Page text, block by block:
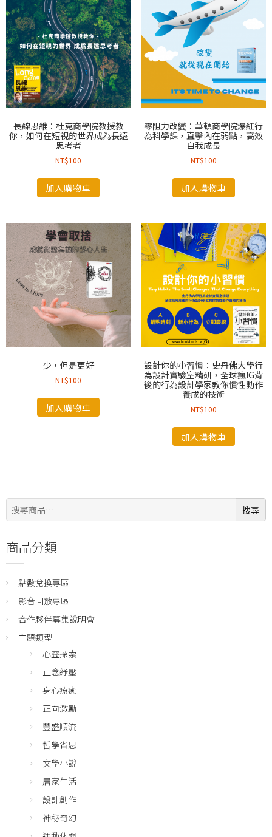
長線思維：杜克商學院教授教
你，如何在短視的世界成為長遠
思考者
NT$100
加入購物車
零阻力改變：華頓商學院爆紅行
為科學課，直擊內在弱點，高效
自我成長
NT$100
加入購物車
少，但是更好
NT$100
加入購物車
設計你的小習慣：史丹佛大學行
為設計實驗室精研，全球瘋IG背
後的行為設計學家教你慣性動作
養成的技術
NT$100
加入購物車
搜
尋:
搜尋
商品分類
點數兌換專區
影音回放專區
合作夥伴募集說明會
主題類型
心靈探索
正念紓壓
身心療癒
正向激勵
豐盛順流
哲學省思
文學小說
居家生活
設計創作
神秘奇幻